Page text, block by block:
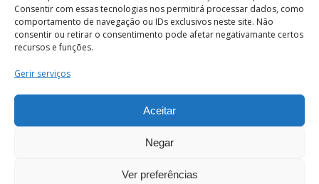
Consentir com essas tecnologias nos permitirá processar dados, como
comportamento de navegação ou IDs exclusivos neste site. Não
consentir ou retirar o consentimento pode afetar negativamante certos
recursos e funções.
Gerir serviços
Aceitar
Negar
Ver preferências
Termos e Condições
os direitos reservados.